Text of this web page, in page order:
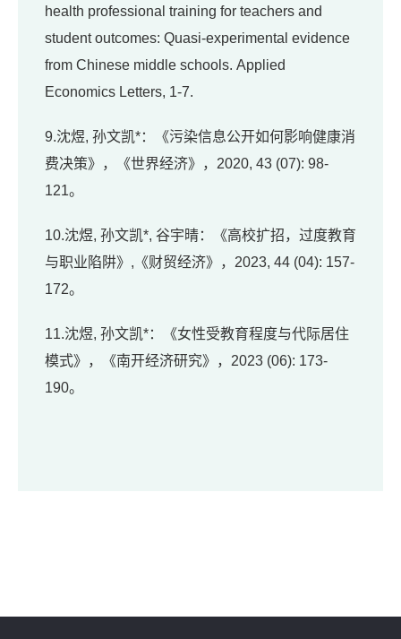
health professional training for teachers and
student outcomes: Quasi-experimental evidence
from Chinese middle schools. Applied
Economics Letters, 1-7.
9.沈煜, 孙文凯*：《污染信息公开如何影响健康消
费决策》，《世界经济》，2020, 43 (07): 98-
121。
10.沈煜, 孙文凯*, 谷宇晴：《高校扩招，过度教育
与职业陷阱》,《财贸经济》，2023, 44 (04): 157-
172。
11.沈煜, 孙文凯*：《女性受教育程度与代际居住
模式》，《南开经济研究》，2023 (06): 173-
190。